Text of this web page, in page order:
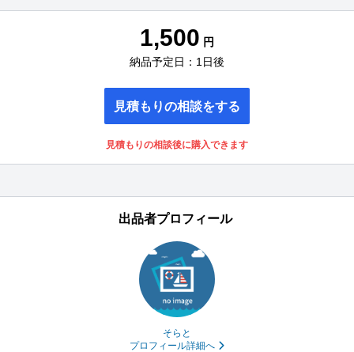
1,500 円
納品予定日：1日後
見積もりの相談をする
見積もりの相談後に購入できます
出品者プロフィール
そらと
プロフィール詳細へ